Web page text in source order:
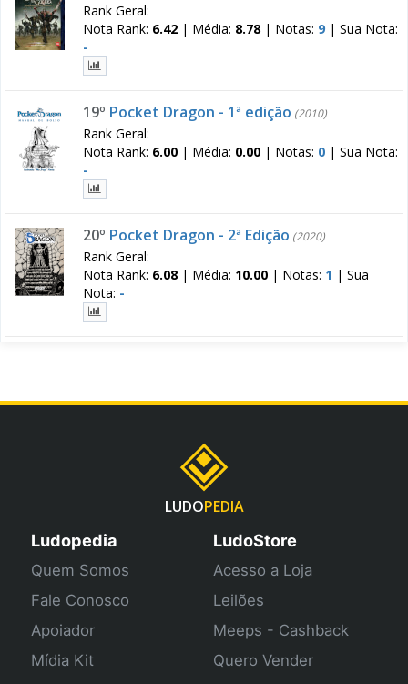
Rank Geral:
Nota Rank: 6.42 | Média: 8.78 | Notas: 9 | Sua Nota:
-
19º Pocket Dragon - 1ª edição (2010)
Rank Geral:
Nota Rank: 6.00 | Média: 0.00 | Notas: 0 | Sua Nota:
-
20º Pocket Dragon - 2ª Edição (2020)
Rank Geral:
Nota Rank: 6.08 | Média: 10.00 | Notas: 1 | Sua
Nota: -
LUDOPEDIA
Ludopedia
Quem Somos
Fale Conosco
Apoiador
Mídia Kit
LudoStore
Acesso a Loja
Leilões
Meeps - Cashback
Quero Vender